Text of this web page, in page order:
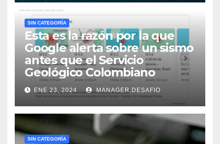
SIN CATEGORÍA
Esta es la razón por la que
Google alerta sobre un sismo
antes que el Servicio
Geológico Colombiano
ENE 23, 2024 MANAGER.DESAFIO
SIN CATEGORÍA